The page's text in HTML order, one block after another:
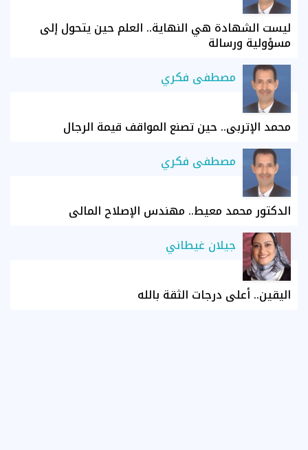
ليست الشهادة هي النهاية.. العلم حين يتحول إلى
مسؤولية ورسالة
مصطفى فكري
محمد الإتربي.. حين تصنع المواقف قيمة الرجال
مصطفى فكري
الدكتور محمد معيط.. مهندس الإصلاح المالي
جيلان غيطاني
اليقين.. أعلى درجات الثقة بالله